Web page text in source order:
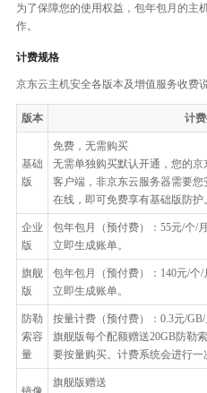
为了保障您的使用权益，包年包月的主
作。
计费规格
京东云主机安全各版本及增值服务收费
版本 计
基础
版
免费，无需购买
无需单独购买默认开通，您的
客户端，非京东云服务器需要
在线，即可免费享有基础版防护。
企业
版
包年包月（预付费）：55元/个/
立即生成账单。
旗舰
版
包年包月（预付费）：140元/个
立即生成账单。
防勒
索容
量
按量计费（预付费）：0.3元/GB/
旗舰版每个配额赠送20GB防勒
要按量购买。计费系统会进行一
旗舰版赠送